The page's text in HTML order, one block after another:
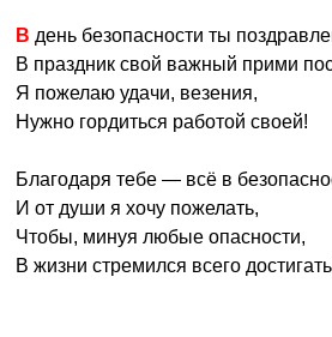
В день безопасности ты
В праздник свой важный прими
Я пожелаю удачи, везения,
Нужно гордиться работой своей!
Благодаря тебе — всё в
И от души я хочу пожелать,
Чтобы, минуя любые опасности,
В жизни стремился всего